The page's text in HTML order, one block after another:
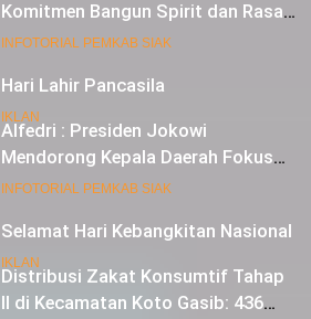
Hari Lahir Pancasila
IKLAN
Selamat Hari Kebangkitan Nasional
IKLAN
Komitmen Bangun Spirit dan Rasa
Nasionalisme
INFOTORIAL PEMKAB SIAK
Alfedri : Presiden Jokowi
Mendorong Kepala Daerah Fokus
pada Inflasi dan Pilkada Serentak
INFOTORIAL PEMKAB SIAK
Distribusi Zakat Konsumtif Tahap
II di Kecamatan Koto Gasib: 436